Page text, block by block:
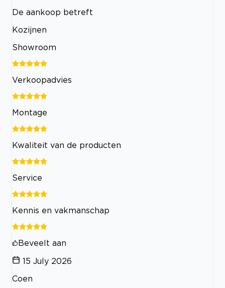
De aankoop betreft
Kozijnen
Showroom
Verkoopadvies
Montage
Kwaliteit van de producten
Service
Kennis en vakmanschap
Beveelt aan
15 July 2026
Coen